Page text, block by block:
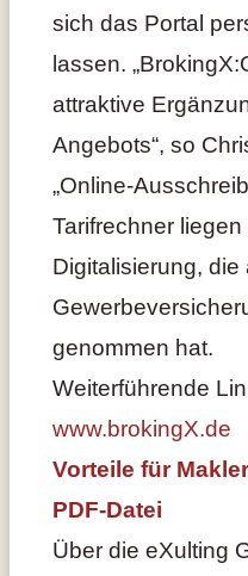
sich das Portal
lassen.
attraktive
Angebots“, so
„Online-
Tarifrechner
Digitalisierung, die
genommen hat.
Weiterführende
www.brokingX.de
Vorteile für
PDF-Datei
Über die eXulting